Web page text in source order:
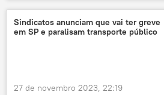
saneamento
Sindicatos anunciam que vai ter greve
em SP e paralisam transporte público
27 de novembro 2023, 22:19